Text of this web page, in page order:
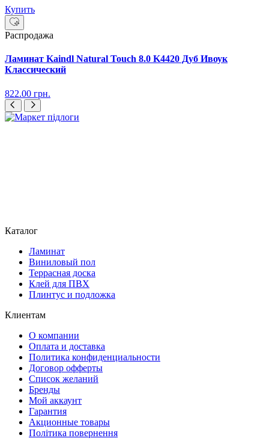
Купить
Распродажа
Ламинат Kaindl Natural Touch 8.0 K4420 Дуб Ивоук
Классический
822.00 грн.
Каталог
Ламинат
Виниловый пол
Террасная доска
Клей для ПВХ
Плинтус и подложка
Клиентам
О компании
Оплата и доставка
Политика конфиденциальности
Договор офферты
Список желаний
Бренды
Мой аккаунт
Гарантия
Акционные товары
Політика повернення